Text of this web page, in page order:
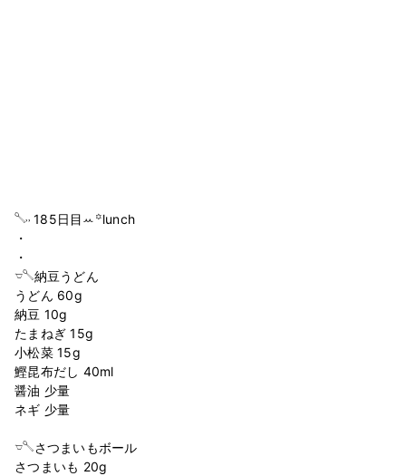
𓌈˒˒ 185日目ꕀ꙳lunch
・
・
𓎻𓌈納豆うどん
うどん 60g
納豆 10g
たまねぎ 15g
小松菜 15g
鰹昆布だし 40ml
醤油 少量
ネギ 少量
𓎻𓌈さつまいもボール
さつまいも 20g